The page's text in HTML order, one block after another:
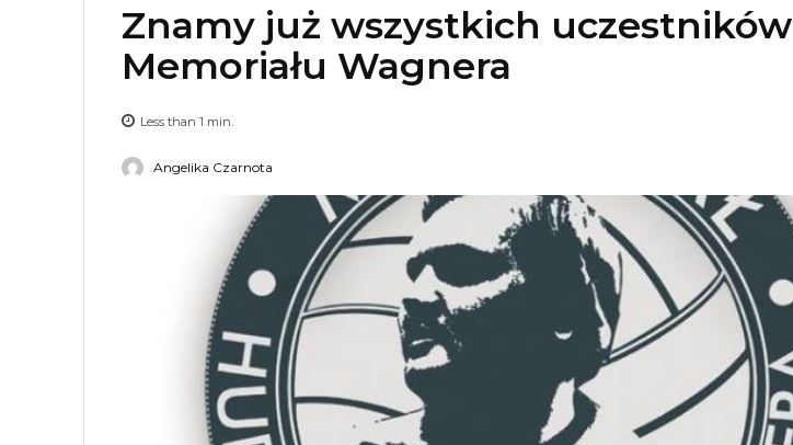
Znamy już wszystkich uczestników
Memoriału Wagnera
Less than 1 min.
Angelika Czarnota